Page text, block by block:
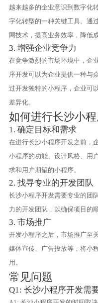
越来越多的企业意识到数字化
字化转型的一种关键工具。通
网技术，提高业务效率，降低
3. 增强企业竞争力
在竞争激烈的市场环境中，企
序开发可以为企业提供一种与
过开发独特的小程序，企业可
差异化。
如何进行长沙小程
1. 确定目标和需求
在进行长沙小程序开发之前，
小程序的功能、设计风格、用
求和用户期望的小程序。
2. 找寻专业的开发团队
长沙小程序开发需要专业的团
力的开发团队，以确保项目的
3. 市场推广
开发小程序之后，市场推广至
媒体宣传、广告投放等，将小
用。
常见问题
Q1: 长沙小程序开发需